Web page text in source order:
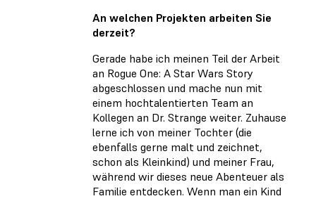
An welchen Projekten arbeiten Sie
derzeit?
Gerade habe ich meinen Teil der Arbeit
an Rogue One: A Star Wars Story
abgeschlossen und mache nun mit
einem hochtalentierten Team an
Kollegen an Dr. Strange weiter. Zuhause
lerne ich von meiner Tochter (die
ebenfalls gerne malt und zeichnet,
schon als Kleinkind) und meiner Frau,
während wir dieses neue Abenteuer als
Familie entdecken. Wenn man ein Kind